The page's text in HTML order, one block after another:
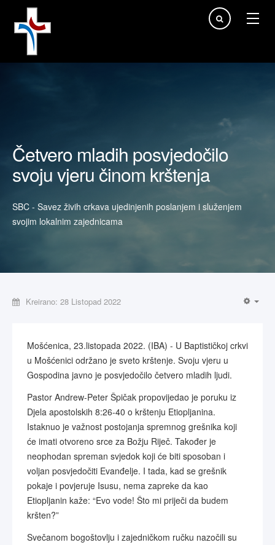
Traži...
Četvero mladih posvjedočilo
svoju vjeru činom krštenja
SBC - Savez živih crkava ujedinjenih poslanjem i služenjem
svojim lokalnim zajednicama
Kreirano: 28 Listopad 2022
Mošćenica, 23.listopada 2022. (IBA) - U Baptističkoj crkvi
u Mošćenici održano je sveto krštenje. Svoju vjeru u
Gospodina javno je posvjedočilo četvero mladih ljudi.
Pastor Andrew-Peter Špičak propovijedao je poruku iz
Djela apostolskih 8:26-40 o krštenju Etiopljanina.
Istaknuo je važnost postojanja spremnog grešnika koji
će imati otvoreno srce za Božju Riječ. Također je
neophodan spreman svjedok koji će biti sposoban i
voljan posvjedočiti Evanđelje. I tada, kad se grešnik
pokaje i povjeruje Isusu, nema zapreke da kao
Etiopljanin kaže: “Evo vode! Što mi priječi da budem
kršten?”
Svečanom bogoštovlju i zajedničkom ručku nazočili su